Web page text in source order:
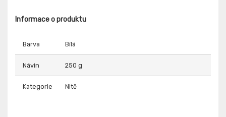
Informace o produktu
Barva Bílá
Návin 250 g
Kategorie Nitě